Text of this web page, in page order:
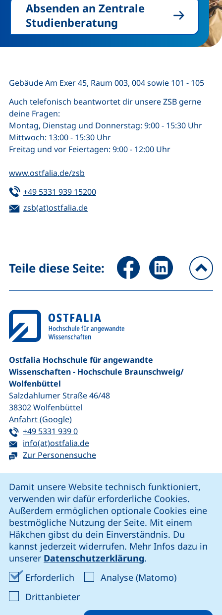
Damit unsere Website technisch funktioniert,
verwenden wir dafür erforderliche Cookies.
Außerdem ermöglichen optionale Cookies eine
bestmögliche Nutzung der Seite. Mit einem
Häkchen gibst du dein Einverständnis. Du
kannst jederzeit widerrufen. Mehr Infos dazu in
unserer Datenschutzerklärung.
Erforderlich Erforderliche Cookies akzeptieren
Analyse (Matomo)Analyse-
Drittanbieter: Cookies von Drittanbieter
Absenden an Zentrale
Studienberatung
Gebäude Am Exer 45, Raum 003, 004 sowie 101 - 105
Auch telefonisch beantwortet dir unsere ZSB gerne
deine Fragen:
Montag, Dienstag und Donnerstag: 9:00 - 15:30 Uhr
Mittwoch: 13:00 - 15:30 Uhr
Freitag und vor Feiertagen: 9:00 - 12:00 Uhr
www.ostfalia.de/zsb
Tel:
+49 5331 939 15200(startet einen Telefonanruf,
E-Mail:
zsb(at)ostfalia.de(öffnet Ihr E-Mail-Programm)
Teile diese Seite: Seite über Facebook teilen
Seite über
Ostfalia Hochschule für angewandte
Wissenschaften - Hochschule Braunschweig/​
Wolfenbüttel
Salzdahlumer Straße 46/48
38302Wolfenbüttel
Anfahrt (Google)(externer Link, öffnet neues Fenster)
Tel:
+49 5331 939 0(startet einen Telefonanruf, wenn Ihr
E-Mail:
info(at)ostfalia.de(öffnet Ihr E-Mail-Programm)
Zur Personensuche
unsere Facebook-Seite (externer Link, öffnet neues
unsere LinkedIn-Seite (externer Link, öffnet
unsere Instagram-Seite (externer Link,
unsere YouTube-Seite (externer
Cookie-Einstellungen
Impressum
Datenschutz
Erklärung zur Barrierefreiheit